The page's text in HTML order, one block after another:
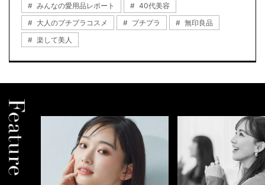
みんなの愛用品レポート
40代美容
大人のプチプラコスメ
プチプラ
無印良品
楽して美人